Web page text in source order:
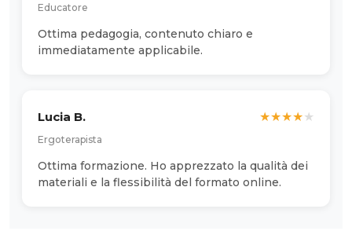
Educatore
Ottima pedagogia, contenuto chiaro e
immediatamente applicabile.
Lucia B.
Ergoterapista
★★★★★
Ottima formazione. Ho apprezzato la qualità dei
materiali e la flessibilità del formato online.